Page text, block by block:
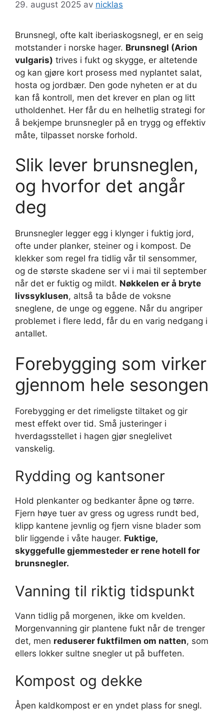
29. august 2025 av nicklas
Brunsnegl, ofte kalt iberiaskogsnegl, er en seig
motstander i norske hager. Brunsnegl (Arion
vulgaris) trives i fukt og skygge, er altetende
og kan gjøre kort prosess med nyplantet salat,
hosta og jordbær. Den gode nyheten er at du
kan få kontroll, men det krever en plan og litt
utholdenhet. Her får du en helhetlig strategi for
å bekjempe brunsnegler på en trygg og effektiv
måte, tilpasset norske forhold.
Slik lever brunsneglen,
og hvorfor det angår
deg
Brunsnegler legger egg i klynger i fuktig jord,
ofte under planker, steiner og i kompost. De
klekker som regel fra tidlig vår til sensommer,
og de største skadene ser vi i mai til september
når det er fuktig og mildt. Nøkkelen er å bryte
livssyklusen, altså ta både de voksne
sneglene, de unge og eggene. Når du angriper
problemet i flere ledd, får du en varig nedgang i
antallet.
Forebygging som virker
gjennom hele sesongen
Forebygging er det rimeligste tiltaket og gir
mest effekt over tid. Små justeringer i
hverdagsstellet i hagen gjør sneglelivet
vanskelig.
Rydding og kantsoner
Hold plenkanter og bedkanter åpne og tørre.
Fjern høye tuer av gress og ugress rundt bed,
klipp kantene jevnlig og fjern visne blader som
blir liggende i våte hauger. Fuktige,
skyggefulle gjemmesteder er rene hotell for
brunsnegler.
Vanning til riktig tidspunkt
Vann tidlig på morgenen, ikke om kvelden.
Morgenvanning gir plantene fukt når de trenger
det, men reduserer fuktfilmen om natten, som
ellers lokker sultne snegler ut på buffeten.
Kompost og dekke
Åpen kaldkompost er en yndet plass for snegl.